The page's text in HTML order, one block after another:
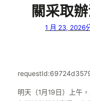
關采取
1 月 23, 2026
明天（1月19日）上午